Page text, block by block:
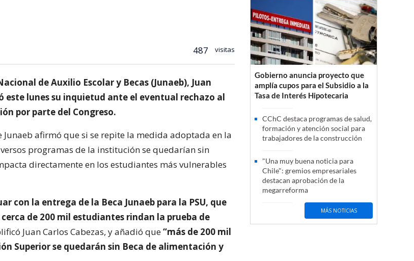
487 visitas
de Auxilio Escolar y Becas (Junaeb), Juan
este lunes su inquietud ante el eventual rechazo al
por parte del Congreso.
afirmó que si se repite la medida adoptada en la
programas de la institución se quedarían sin
directamente en los estudiantes más vulnerables
con la entrega de la Beca Junaeb para la PSU, que
de 200 mil estudiantes rindan la prueba de
Juan Carlos Cabezas, y añadió que“más de 200 mil
Superior se quedarán sin Beca de alimentación y
Gobierno anuncia proyecto que
amplía cupos para el Subsidio a la
Tasa de Interés Hipotecaria
CChC destaca programas de salud,
formación y atención social para
trabajadores de la construcción
"Una muy buena noticia para
Chile": gremios empresariales
destacan aprobación de la
megarreforma
MÁS NOTICIAS